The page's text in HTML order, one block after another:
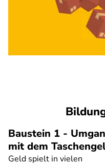
Baustein 1 -
mit dem
Geld spielt in vielen